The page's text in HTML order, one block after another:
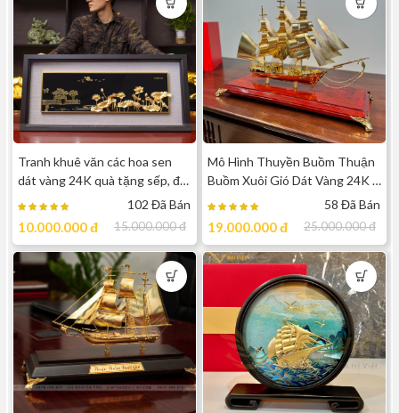
Tranh khuê văn các hoa sen
dát vàng 24K quà tặng sếp, đối
tác nước ngoài cao cấp102 Đã Bán
10.000.000đ 15.000.000đ
Mô Hình Thuyền Buồm Thuận
Buồm Xuôi Gió Dát Vàng 24K -
Quà tặng sếp sang trọng, đẳng
58 Đã Bán
19.000.000đ 25.000.000đ